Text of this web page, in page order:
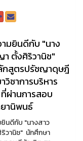
มยินดีกับ "นาง
ตั้งศิริวานิช"
กสูตรปรัชญาดุษฎี
ชาการบริหาร
ผ่านการสอบ
ยานิพนธ์
นดีกับ "นางสาว
านิช" นักศึกษา